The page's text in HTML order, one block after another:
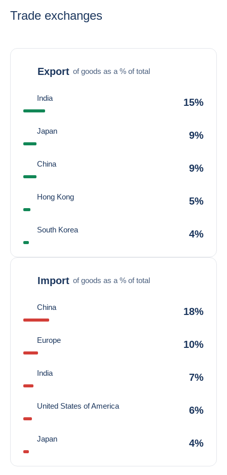
Trade exchanges
Export of goods as a % of total
India 15%
Japan 9%
China 9%
Hong Kong 5%
South Korea 4%
Import of goods as a % of total
China 18%
Europe 10%
India 7%
United States of America 6%
Japan 4%